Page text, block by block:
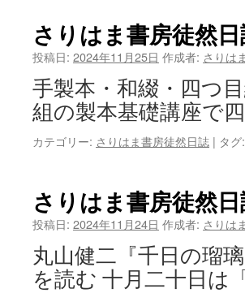
さりはま書房徒然
投稿日: 2024年11月25日 作成者: さりはま
手製本・和綴・四つ
組の製本基礎講座で
カテゴリー: さりはま書房徒然日誌 | タグ:
さりはま書房徒然
投稿日: 2024年11月24日 作成者: さりはま
丸山健二『千日の瑠
を読む 十月二十日